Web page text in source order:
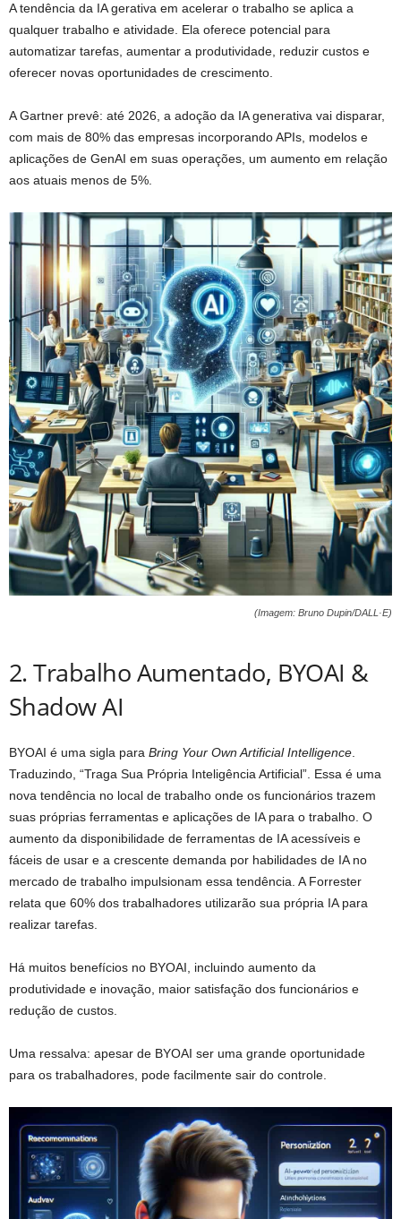
A tendência da IA gerativa em acelerar o trabalho se aplica a
qualquer trabalho e atividade. Ela oferece potencial para
automatizar tarefas, aumentar a produtividade, reduzir custos e
oferecer novas oportunidades de crescimento.
A Gartner prevê: até 2026, a adoção da IA generativa vai disparar,
com mais de 80% das empresas incorporando APIs, modelos e
aplicações de GenAI em suas operações, um aumento em relação
aos atuais menos de 5%.
(Imagem: Bruno Dupin/DALL·E)
2. Trabalho Aumentado, BYOAI &
Shadow AI
BYOAI é uma sigla para Bring Your Own Artificial Intelligence.
Traduzindo, “Traga Sua Própria Inteligência Artificial”. Essa é uma
nova tendência no local de trabalho onde os funcionários trazem
suas próprias ferramentas e aplicações de IA para o trabalho. O
aumento da disponibilidade de ferramentas de IA acessíveis e
fáceis de usar e a crescente demanda por habilidades de IA no
mercado de trabalho impulsionam essa tendência. A Forrester
relata que 60% dos trabalhadores utilizarão sua própria IA para
realizar tarefas.
Há muitos benefícios no BYOAI, incluindo aumento da
produtividade e inovação, maior satisfação dos funcionários e
redução de custos.
Uma ressalva: apesar de BYOAI ser uma grande oportunidade
para os trabalhadores, pode facilmente sair do controle.